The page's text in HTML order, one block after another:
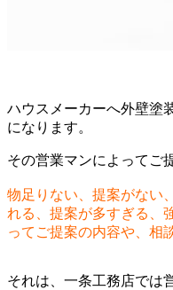
ハウスメーカーへ外壁塗
になります。
その営業マンによってご
物足りない、提案がない
れる、提案が多すぎる、
ってご提案の内容や、相
それは、一条工務店では